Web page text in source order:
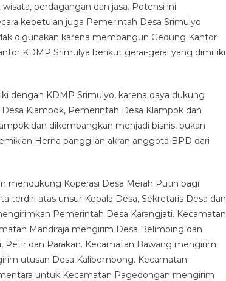
perdagangan dan jasa. Potensi ini
kebetulan juga Pemerintah Desa Srimulyo
digunakan karena membangun Gedung Kantor
KDMP Srimulya berikut gerai-gerai yang dimiiliki
dengan KDMP Srimulyo, karena daya dukung
Klampok, Pemerintah Desa Klampok dan
dan dikembangkan menjadi bisnis, bukan
Herna panggilan akran anggota BPD dari
mendukung Koperasi Desa Merah Putih bagi
terdiri atas unsur Kepala Desa, Sekretaris Desa dan
Pemerintah Desa Karangjati. Kecamatan
Mandiraja mengirim Desa Belimbing dan
Petir dan Parakan. Kecamatan Bawang mengirim
utusan Desa Kalibombong. Kecamatan
untuk Kecamatan Pagedongan mengirim